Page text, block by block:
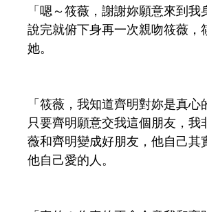
「嗯～筱薇，謝謝妳願意來到
說完就俯下身再一次親吻筱薇
她。
「筱薇，我知道齊明對妳是真
只要齊明願意交我這個朋友，
薇和齊明變成好朋友，他自己
他自己愛的人。